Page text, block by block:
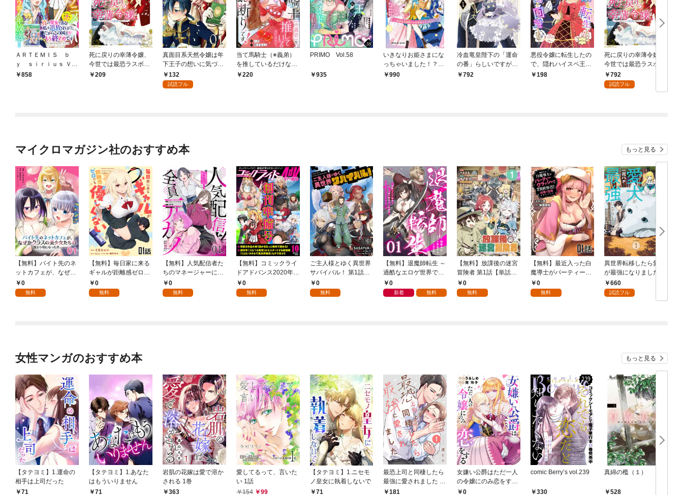
ＡＲＴＥＭＩＳ ｂ
ｙ ｓｉｒｉｕｓ Ｖｏ
ｌ．１５
858
死に戻りの幸薄令嬢、
今世では最恐ラスボス
お義兄様に溺愛されて
209
真面目系天然令嬢は年
下王子の想いに気づか
ない 第1話【単話版】
132
試読フル
当て馬騎士（※義弟）
を推しているだけなの
で、私への溺愛はお断
220
PRIMO Vol.58
935
いきなりお姫さまにな
っちゃいました！？
～溺愛度５００％の異
990
冷血竜皇陛下の「運命
の番」らしいですが、
後宮に引きこもろうと
792
悪役令嬢に転生したの
で、隠れハイスペ王子
と破滅の運命を回避し
198
死に戻りの幸薄令嬢、
今世では最恐ラスボス
お義兄様に溺愛されて
ます（１）
792
試読フル
マイクロマガジン社のおすすめ本 もっと見る
【無料】バイト先のネ
ットカフェが、なぜか
クラスの美少女たちの
溜まり場になった件。
0
無料
【無料】毎日家に来る
ギャルが距離感ゼロで
も優しくない 第1話
【単話版】
0
無料
【無料】人気配信者た
ちのマネージャーにな
ったら、全員元カノだ
った 第1話【単話版】
0
無料
【無料】コミックライ
ドアドバンス2020年1
0月創刊準備号(vol.01)
0
無料
ご主人様とゆく異世界
サバイバル！ 第1話
【単話版】
0
無料
【無料】退魔師転生 ～
過酷なエロゲ世界でキ
ツネ顔の関西弁な性悪
男はどないすりゃええ
0
新着 無料
【無料】放課後の迷宮
冒険者 第1話【単話
版】
0
無料
【無料】最近入った白
魔導士がパーティーク
ラッシャーで、俺の異
世界冒険者生活が崩壊
0
無料
異世界転移したら愛犬
が最強になりました ～
シルバーフェンリルと
俺が異世界暮らしを始
めたら～ THE COMIC
660
試読フル
女性マンガのおすすめ本 もっと見る
【タテヨミ】1.運命の
相手は上司だった
71
【タテヨミ】1.あなた
はもういりません
71
岩肌の花嫁は愛で溶か
される 1巻
363
愛してるって、言いた
い 1話
154
99
【タテヨミ】1.ニセモ
ノ皇女に執着しないで
71
最恐上司と同棲したら
最強に愛されました 1
巻181
女嫌い公爵はただ一人
の令嬢にのみ恋をする
（分冊版）第１話
0
comic Berry’s vol.239
330
真綿の檻（１）
528